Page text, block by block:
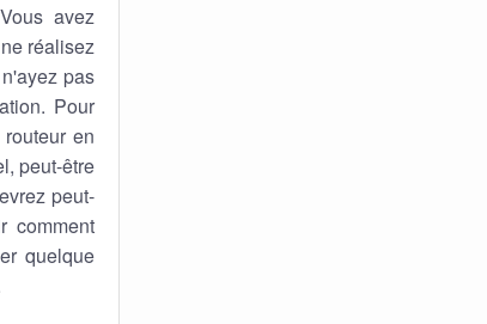
avez
réalisez
pas
Pour
en
peut-être
peut-
comment
quelque